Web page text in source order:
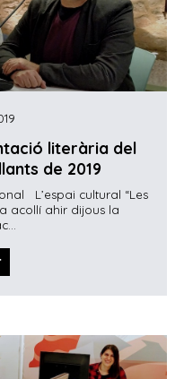
literària del
de 2019
L’espai cultural “Les
acollí ahir dijous la